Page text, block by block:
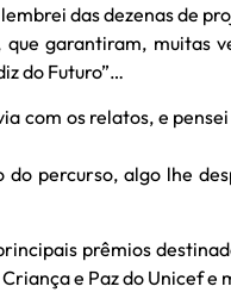
das dezenas de
garantiram, muitas
do Futuro”…
com os relatos, e
percurso, algo lhe
prêmios
e Paz do Unicef e